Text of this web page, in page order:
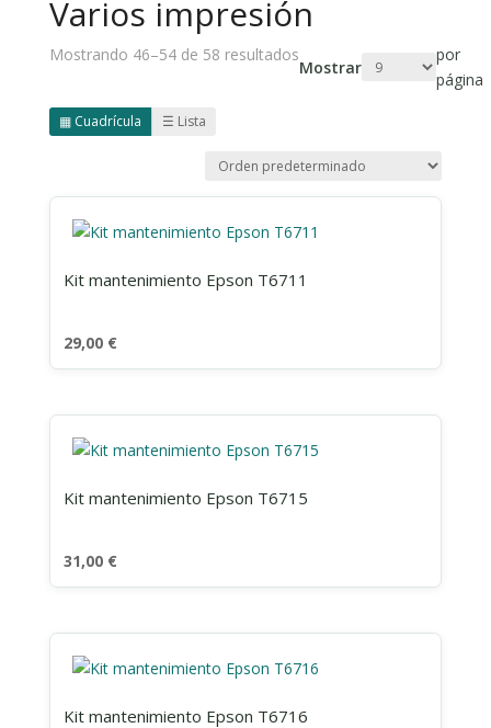
Varios impresión
Mostrando 46–54 de 58 resultados
Mostrar
por
página
▦Cuadrícula ☰ Lista
Kit mantenimiento Epson T6711
29,00 €
Kit mantenimiento Epson T6715
31,00 €
Kit mantenimiento Epson T6716